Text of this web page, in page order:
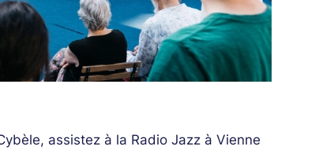
assistez à la Radio Jazz à Vienne